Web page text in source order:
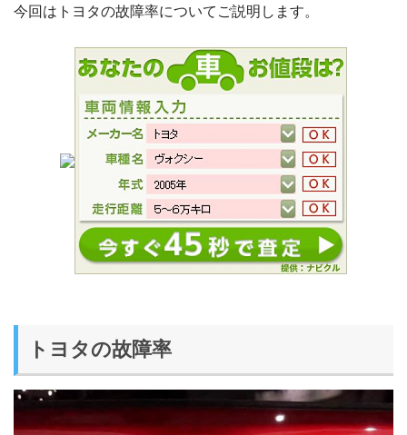
今回はトヨタの故障率についてご説明します。
トヨタの故障率